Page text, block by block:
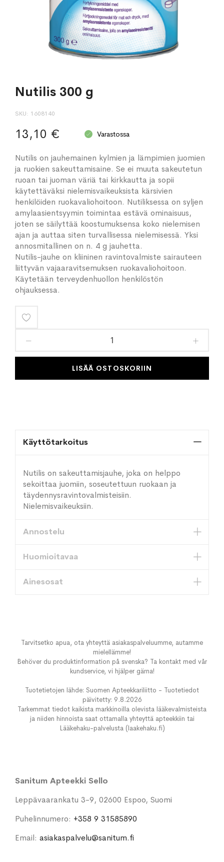
Nutilis 300 g
SKU 1608140
13,10 € Varastossa
Nutilis on jauhemainen kylmien ja lämpimien juomien
ja ruokien sakeuttamisaine. Se ei muuta sakeutetun
ruoan tai juoman väriä tai kirkkautta ja sopii
käytettäväksi nielemisvaikeuksista kärsivien
henkilöiden ruokavaliohoitoon. Nutiliksessa on syljen
amylaasientsyymin toimintaa estävä ominaisuus,
joten se säilyttää koostumuksensa koko nielemisen
ajan ja auttaa siten turvallisessa nielemisessä. Yksi
annosmitallinen on n. 4 g jauhetta.
Nutilis-jauhe on kliininen ravintovalmiste sairauteen
liittyvän vajaaravitsemuksen ruokavaliohoitoon.
Käytetään terveydenhuollon henkilöstön
ohjauksessa.
toivelistaan
LISÄÄ OSTOSKORIIN
Käyttötarkoitus
Nutilis on sakeuttamisjauhe, joka on helppo
sekoittaa juomiin, soseutettuun ruokaan ja
täydennysravintovalmisteisiin.
Nielemisvaikeuksiin.
Annostelu
Huomioitavaa
Ainesosat
Tarvitsetko apua, ota yhteyttä asiakaspalveluumme, autamme
mielellämme!
Behöver du produktinformation på svenska? Ta kontakt med vår
kundservice, vi hjälper gärna!
Tuotetietojen lähde: Suomen Apteekkariliitto - Tuotetiedot
päivitetty: 9.8.2026
Tarkemmat tiedot kaikista markkinoilla olevista lääkevalmisteista
ja niiden hinnoista saat ottamalla yhteyttä apteekkiin tai
Lääkehaku-palvelusta (laakehaku.fi)
Sanitum Apteekki Sello
Leppävaarankatu 3-9, 02600 Espoo, Suomi
Puhelinnumero: +358 9 31585890
Email: asiakaspalvelu@sanitum.fi